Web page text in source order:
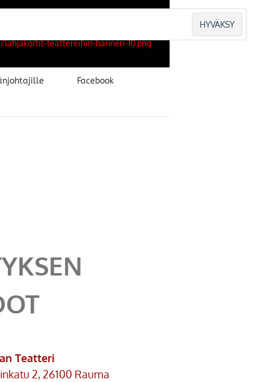
Facebook
Teatteri
2, 26100 Rauma